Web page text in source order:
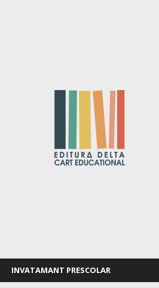
INVATAMANT PRESCOLAR